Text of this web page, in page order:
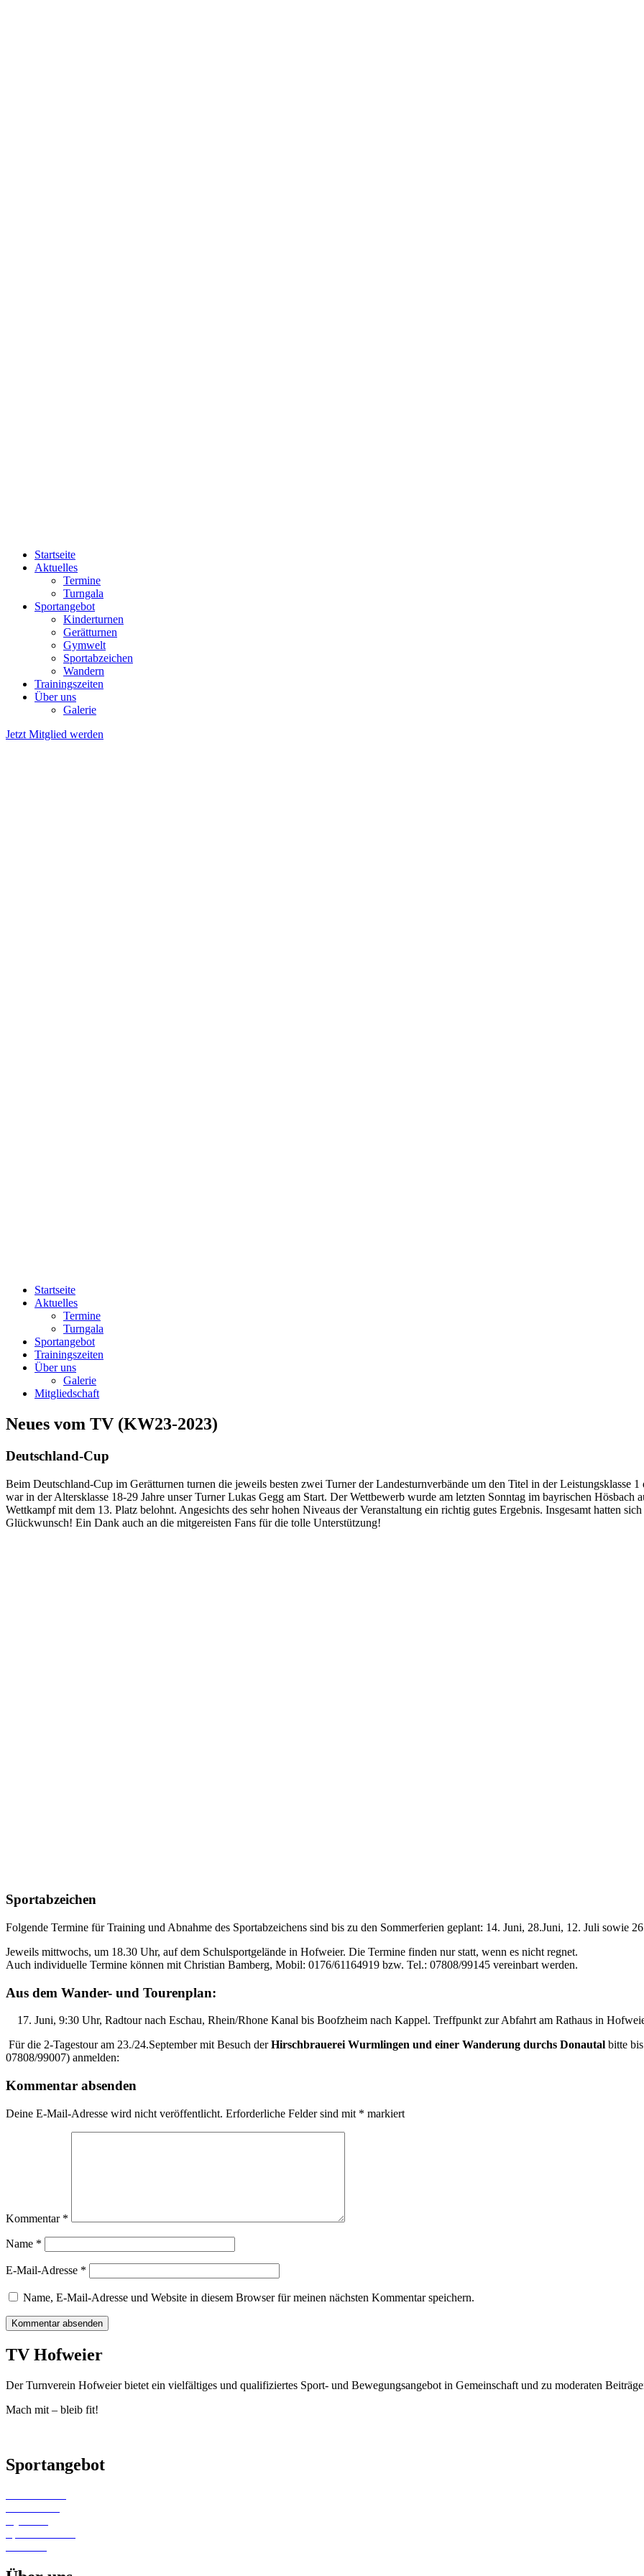
Startseite
Aktuelles
Termine
Turngala
Sportangebot
Kinderturnen
Gerätturnen
Gymwelt
Sportabzeichen
Wandern
Trainingszeiten
Über uns
Galerie
Jetzt Mitglied werden
Startseite
Aktuelles
Termine
Turngala
Sportangebot
Trainingszeiten
Über uns
Galerie
Mitgliedschaft
Neues vom TV (KW23-2023)
Deutschland-Cup
Beim Deutschland-Cup im Gerätturnen turnen die jeweils besten zwei Turner der Landesturnverbände um den Titel in der Leistungsklasse
war in der Altersklasse 18-29 Jahre unser Turner Lukas Gegg am Start. Der Wettbewerb wurde am letzten Sonntag im bayrischen
Wettkampf mit dem 13. Platz belohnt. Angesichts des sehr hohen Niveaus der Veranstaltung ein richtig gutes Ergebnis. Insgesamt hatten
Glückwunsch! Ein Dank auch an die mitgereisten Fans für die tolle Unterstützung!
Sportabzeichen
Folgende Termine für Training und Abnahme des Sportabzeichens sind bis zu den Sommerferien geplant: 14. Juni, 28.Juni, 12. Juli sowie
Jeweils mittwochs, um 18.30 Uhr, auf dem Schulsportgelände in Hofweier. Die Termine finden nur statt, wenn es nicht regnet.
Auch individuelle Termine können mit Christian Bamberg, Mobil: 0176/61164919 bzw. Tel.: 07808/99145 vereinbart werden.
Aus dem Wander- und Tourenplan:
Juni, 9:30 Uhr, Radtour nach Eschau, Rhein/Rhone Kanal bis Boofzheim nach Kappel. Treffpunkt zur Abfahrt am Rathaus in
Für die 2-Tagestour am 23./24.September mit Besuch derHirschbrauerei Wurmlingen und einer Wanderung durchs Donautal bitte
07808/99007) anmelden:
Kommentar absenden
Deine E-Mail-Adresse wird nicht veröffentlicht. Erforderliche Felder sind mit * markiert
Kommentar *
Name *
E-Mail-Adresse *
Name, E-Mail-Adresse und Website in diesem Browser für meinen nächsten Kommentar speichern.
TV Hofweier
Der Turnverein Hofweier bietet ein vielfältiges und qualifiziertes Sport- und Bewegungsangebot in Gemeinschaft und zu moderaten
Mach mit – bleib fit!
Sportangebot